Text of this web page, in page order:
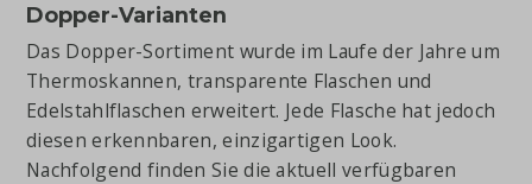
Dopper-Varianten
Das Dopper-Sortiment wurde im Laufe der Jahre um
Thermoskannen, transparente Flaschen und
Edelstahlflaschen erweitert. Jede Flasche hat jedoch
diesen erkennbaren, einzigartigen Look.
Nachfolgend finden Sie die aktuell verfügbaren